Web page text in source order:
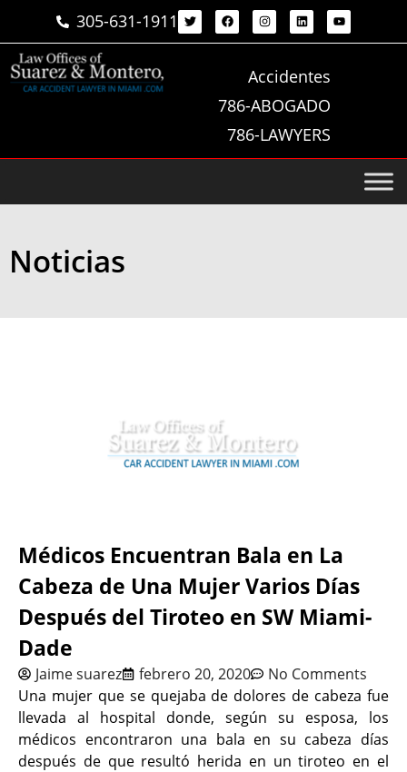
305-631-1911
Accidentes
786-ABOGADO
786-LAWYERS
Noticias
Médicos Encuentran Bala en La
Cabeza de Una Mujer Varios Días
Después del Tiroteo en SW Miami-
Dade
Jaime suarez febrero 20, 2020
No Comments
Una mujer que se quejaba de dolores de cabeza fue
llevada al hospital donde, según su esposa, los
médicos encontraron una bala en su cabeza días
después de que resultó herida en un tiroteo en el